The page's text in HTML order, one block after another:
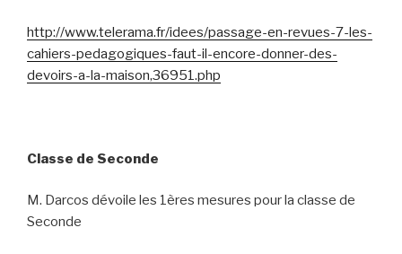
http://www.telerama.fr/idees/passage-en-revues-7-les-
cahiers-pedagogiques-faut-il-encore-donner-des-
devoirs-a-la-maison,36951.php
Classe de Seconde
M. Darcos dévoile les 1ères mesures pour la classe de
Seconde